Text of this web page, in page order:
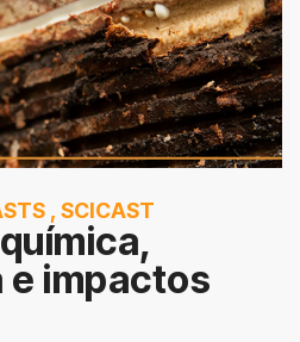
, SCICAST
impactos